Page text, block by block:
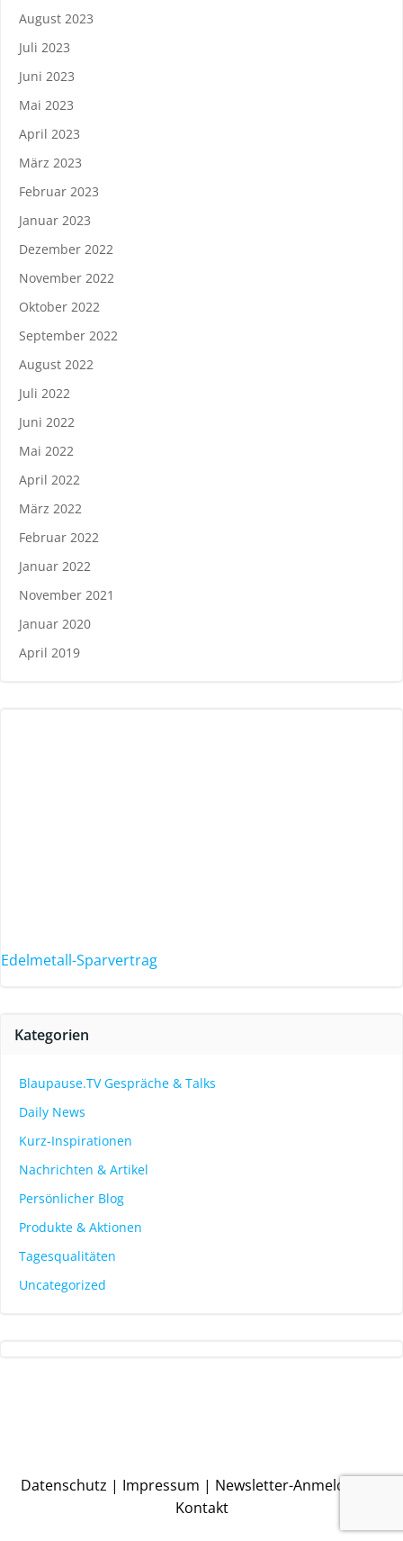
August 2023
Juli 2023
Juni 2023
Mai 2023
April 2023
März 2023
Februar 2023
Januar 2023
Dezember 2022
November 2022
Oktober 2022
September 2022
August 2022
Juli 2022
Juni 2022
Mai 2022
April 2022
März 2022
Februar 2022
Januar 2022
November 2021
Januar 2020
April 2019
Edelmetall-Sparvertrag
Kategorien
Blaupause.TV Gespräche & Talks
Daily News
Kurz-Inspirationen
Nachrichten & Artikel
Persönlicher Blog
Produkte & Aktionen
Tagesqualitäten
Uncategorized
Datenschutz | Impressum | Newsletter-Anmeldung
Kontakt